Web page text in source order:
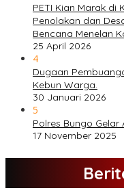
PETI Kian Marak di
Penolakan dan
Bencana Menelan
25 April 2026
4
Dugaan
Kebun Warga.
30 Januari 2026
5
Polres Bungo
17 November 2025